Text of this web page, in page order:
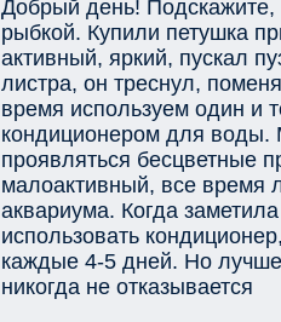
Добрый день! Подскажите,
рыбкой. Купили петушка
активный, яркий, пускал
листра, он треснул,
время используем один и
кондиционером для воды.
проявляться бесцветные
малоактивный, все время
аквариума. Когда
использовать
каждые 4-5 дней. Но
никогда не отказывается